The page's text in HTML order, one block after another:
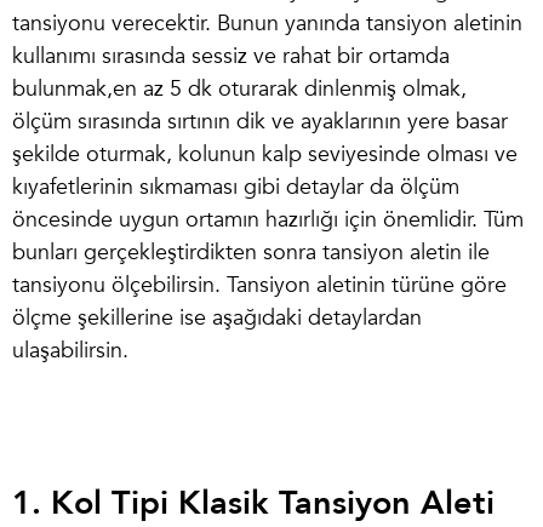
tansiyonu verecektir. Bunun yanında tansiyon aletinin
kullanımı sırasında sessiz ve rahat bir ortamda
bulunmak,en az 5 dk oturarak dinlenmiş olmak,
ölçüm sırasında sırtının dik ve ayaklarının yere basar
şekilde oturmak, kolunun kalp seviyesinde olması ve
kıyafetlerinin sıkmaması gibi detaylar da ölçüm
öncesinde uygun ortamın hazırlığı için önemlidir. Tüm
bunları gerçekleştirdikten sonra tansiyon aletin ile
tansiyonu ölçebilirsin. Tansiyon aletinin türüne göre
ölçme şekillerine ise aşağıdaki detaylardan
ulaşabilirsin.
1. Kol Tipi Klasik Tansiyon Aleti